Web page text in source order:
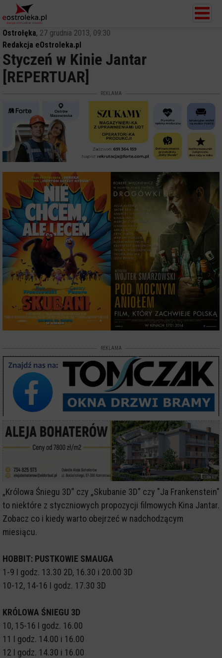
Ostrołęka, 27 grudnia 2013, 09:30
Redakcja eOstroleka.pl
Styczeń w Kinie Jantar
[REPERTUAR]
REKLAMA
REKLAMA
„Królowa Śniegu 3D” czy „Skubanie 3D” czy "Ja Frankenstein"
to niektóre z styczniowych propozycji filmowych Kina Jantar.
Zobacz co i kiedy warto obejrzeć w nadchodzącym
miesiącu.
HOBBIT: PUSTKOWIE SMAUGA
1-9 I godz. 13.30 2D, 16.30 i 20.00 3D
10-12, 14-16 I godz. 17.30 3D
KRÓLOWA ŚNIEGU 3D
10, 15-16 I godz. 16.00
11 I godz. 14.00 i 16.00
12 I godz. 14.30 i 16.00